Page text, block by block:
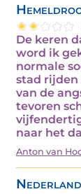
De keren
word ik
normale
stad rijden
van de
tevoren
naar het
Anton van